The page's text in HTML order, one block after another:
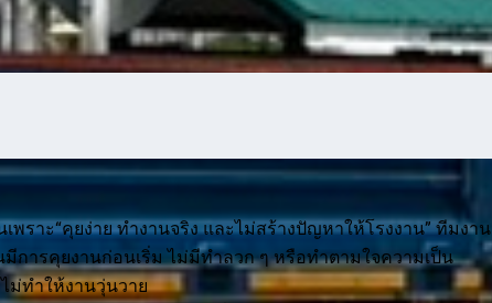
พราะ“คุยง่าย ทำงานจริง และไม่สร้างปัญหาให้โรงงาน” ทีมงาน
ารคุยงานก่อนเริ่ม ไม่มีทำลวก ๆ หรือทำตามใจความเป็น
ม่ทำให้งานวุ่นวาย